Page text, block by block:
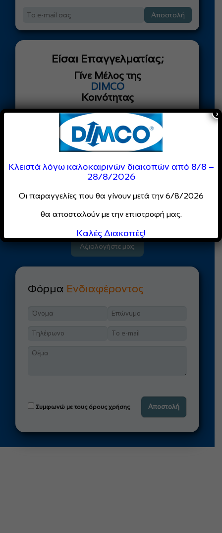
Αποστολή
Είσαι Επαγγελματίας;
Γίνε Μέλος της
DIMCO
Κοινότητας
Απόλαυσε
και
αποκλειστικές προσφορές
για επαγγελματίες
Κάντε Εγγραφή
Θα μας τιμούσε ιδιαίτερα να μοιραστείτε
τη γνώμη σας για τα προϊόντα και τις
Αξιολογήστε μας
Φόρμα Ενδιαφέροντος
Συμφωνώ με τους όρους χρήσης
Κλειστά λόγω καλοκαιρινών διακοπών από 8/8 –
28/8/2026
Οι παραγγελίες που θα γίνουν μετά την 6/8/2026
θα αποσταλούν με την επιστροφή μας.
Καλές Διακοπές!
×